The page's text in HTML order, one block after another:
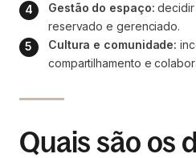
Gestão do espaço: decidir
reservado e gerenciado.
Cultura e comunidade:
compartilhamento e
Quais são os